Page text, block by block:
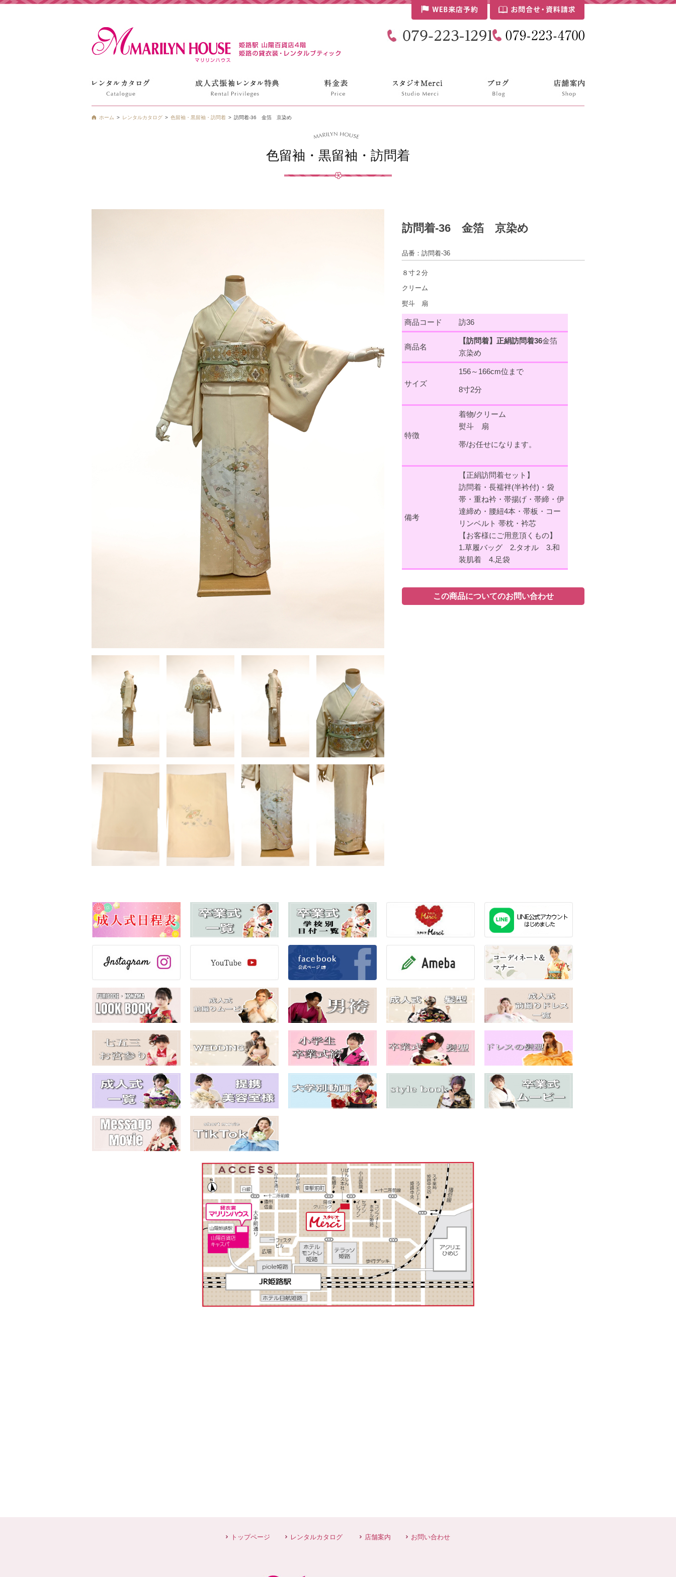
ホーム レンタルカタログ 色留袖・黒留袖・訪問着 訪問着-36 金箔 京染め
色留袖・黒留袖・訪問着
訪問着-36 金箔 京染め
品番：訪問着-36
８寸２分
クリーム
熨斗 扇
商品コード 訪36
商品名
【訪問着】正絹訪問着36金箔
京染め
サイズ
156～166cm位まで
8寸2分
特徴
着物/クリーム
熨斗 扇
帯/お任せになります。
備考
【正絹訪問着セット】
訪問着・長襦袢(半衿付)・袋
帯・重ね衿・帯揚げ・帯締・伊
達締め・腰紐4本・帯板・コー
リンベルト 帯枕・衿芯
【お客様にご用意頂くもの】
1.草履バッグ 2.タオル 3.和
装肌着 4.足袋
この商品についてのお問い合わせ
トップページ レンタルカタログ 店舗案内 お問い合わせ